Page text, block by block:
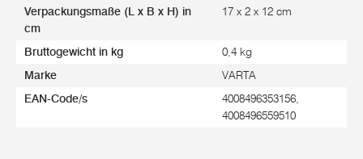
Verpackungsmaße (L x B x H) in
cm
17 x 2 x 12 cm
Bruttogewicht in kg 0,4 kg
Marke VARTA
EAN-Code/s
4008496353156,
4008496559510